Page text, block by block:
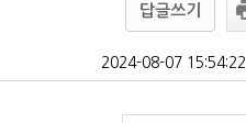
답글쓰기
2024-08-07 15:54:22